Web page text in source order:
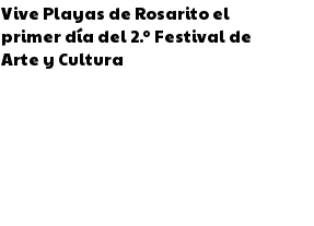
Vive Playas de Rosarito el
primer día del 2.º Festival de
Arte y Cultura